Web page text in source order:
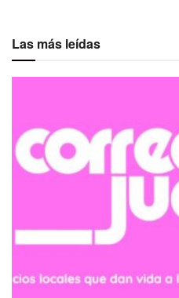
Las más leídas